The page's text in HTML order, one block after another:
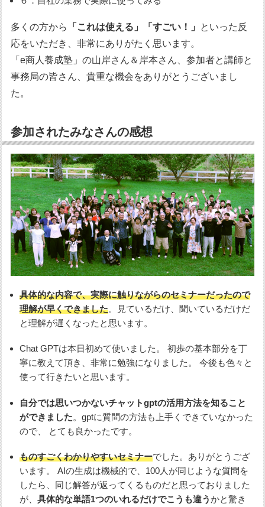
多くの方から 「これは使える」「すごい！」 といった反
応をいただき、非常にありがたく思います。
「e商人養成塾」の山岸さん＆岸本さん、参加者と講師と
事務局の皆さん、貴重な機会をありがとうございまし
た。
参加されたみなさんの感想
具体的な内容で、実際に触りながらのセミナーだったので
理解が早くできました。見ているだけ、聞いているだけだ
と理解が遅くなったと思います。
Chat GPTは本日初めて使いました。 初歩の基本部分を丁
寧に教えて頂き、非常に勉強になりました。 今後も色々と
使って行きたいと思います。
自分では思いつかないチャットgptの活用方法を知ること
ができました。gptに質問の方法も上手くできていなかった
ので、 とても良かったです。
ものすごくわかりやすいセミナーでした。ありがとうござ
います。 AIの生成は機械的で、100人が同じような質問を
したら、同じ解答が返ってくるものだと思っておりました
が、具体的な単語1つのいれるだけでこうも違うかと驚き